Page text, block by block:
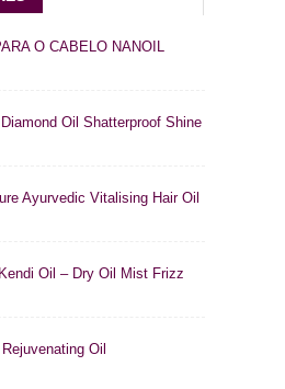
O CABELO NANOIL
Oil Shatterproof Shine
Ayurvedic Vitalising Hair Oil
Oil – Dry Oil Mist Frizz
Oil